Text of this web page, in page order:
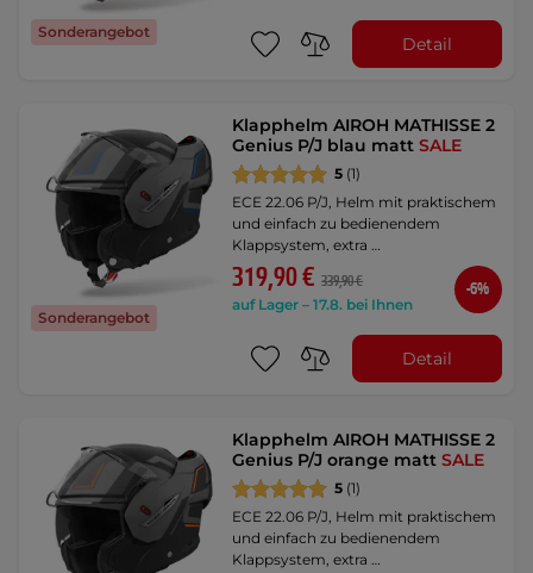
Sonderangebot
Detail
Sonderangebot
Klapphelm AIROH MATHISSE 2
Genius P/J blau mattSALE
5 (1)
ECE 22.06 P/J, Helm mit praktischem
und einfach zu bedienendem
Klappsystem, extra …
319,90 € 339,90 €
auf Lager – 17.8. bei Ihnen
-6%
Detail
Klapphelm AIROH MATHISSE 2
Genius P/J orange mattSALE
5 (1)
ECE 22.06 P/J, Helm mit praktischem
und einfach zu bedienendem
Klappsystem, extra …